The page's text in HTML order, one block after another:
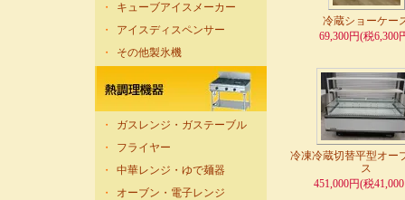
・
キューブアイスメーカー
・
アイスディスペンサー
・
その他製氷機
・
ガスレンジ・ガステーブル
・
フライヤー
・
中華レンジ・ゆで麺器
・
オーブン・電子レンジ
冷蔵ショーケー
69,300円(税6,300
冷凍冷蔵切替平型オー
ス
451,000円(税